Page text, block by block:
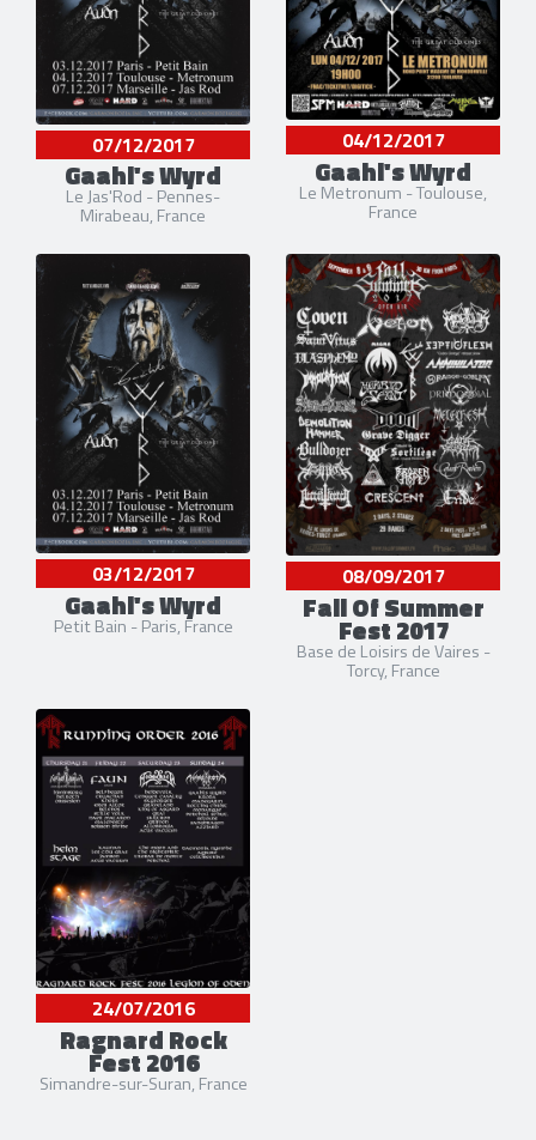
07/12/2017
Gaahl's Wyrd
Le Jas'Rod - Pennes-
Mirabeau, France
04/12/2017
Gaahl's Wyrd
Le Metronum - Toulouse,
France
03/12/2017
Gaahl's Wyrd
Petit Bain - Paris, France
08/09/2017
Fall Of Summer
Fest 2017
Base de Loisirs de Vaires -
Torcy, France
24/07/2016
Ragnard Rock
Fest 2016
Simandre-sur-Suran, France